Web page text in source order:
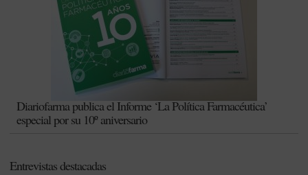
Diariofarma publica el Informe ‘La Política Farmacéutica’
especial por su 10º aniversario
Entrevistas destacadas